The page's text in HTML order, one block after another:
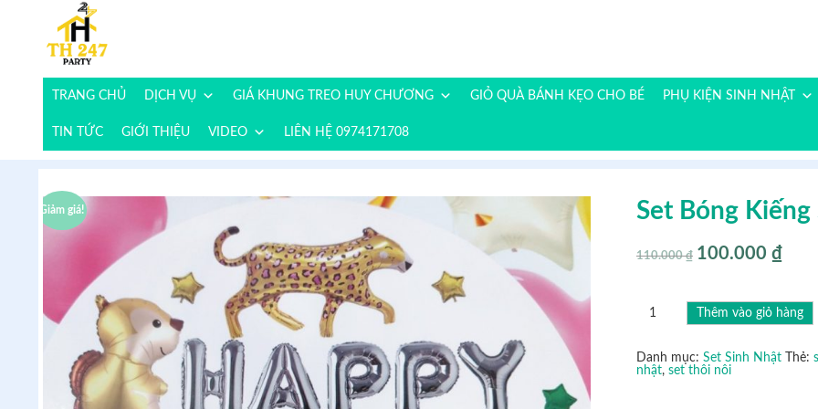
TRANG CHỦ DỊCH VỤ GIÁ KHUNG TREO HUY CHƯƠNG GIỎ QUÀ BÁNH KẸO CHO BÉ PHỤ KIỆN SINH NHẬT
TIN TỨC GIỚI THIỆU VIDEO LIÊN HỆ 0974171708
Giảm giá! Set Bóng
110.000₫ Giá
100.000 ₫
hiện
Set
bóng
nhật
mã
Thêm vào giỏ hàng
Danh mục: Set Sinh Nhật Thẻ:
nhật, set thôi nôi